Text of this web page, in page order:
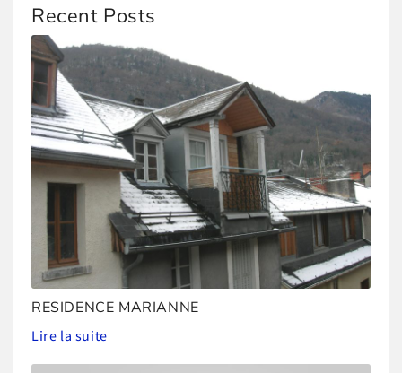
Recent Posts
RESIDENCE MARIANNE
Lire la suite